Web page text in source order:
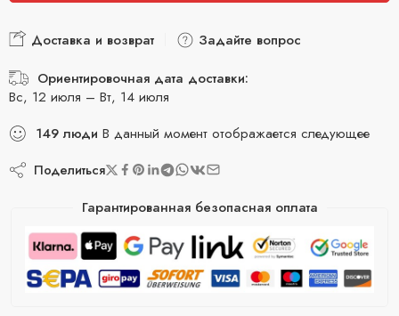
Доставка и возврат
Задайте вопрос
Ориентировочная дата доставки:
Вс, 12 июля – Вт, 14 июля
149 люди В данный момент отображается следующее
Поделиться
Гарантированная безопасная оплата